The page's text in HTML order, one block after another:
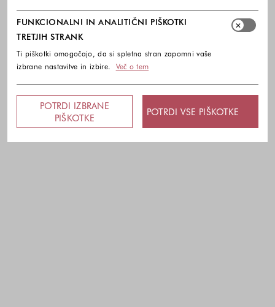
FUNKCIONALNI IN ANALITIČNI PIŠKOTKI
TRETJIH STRANK
Ti piškotki omogočajo, da si spletna stran zapomni vaše
izbrane nastavitve in izbire.
Več o tem
POTRDI IZBRANE
PIŠKOTKE
POTRDI VSE PIŠKOTKE